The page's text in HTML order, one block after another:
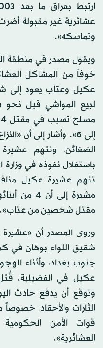
عشائرية غير مقبولة
وتماسكه».
ويقول مصدر في منطقة
خوفاً من المشاكل
عكيل وعتاب يعود
لبيع المواشي قبل نحو
إلى 6». وأشار إلى أن
الضغائن، وتتهم
باستغلال نفوذه في وزارة
تتهم عشيرة عكيل
مشيرة إلى
مقتل شخصين من عتاب».
وروى المصدر أن
شقيق اللواء بوهان في
جنوب بغداد، وأثناء
عكيل في الفضيلية،
وتوقع أن يدفع حادث
الثارات والأحقاد،
قوات الأمن
العشائرية».